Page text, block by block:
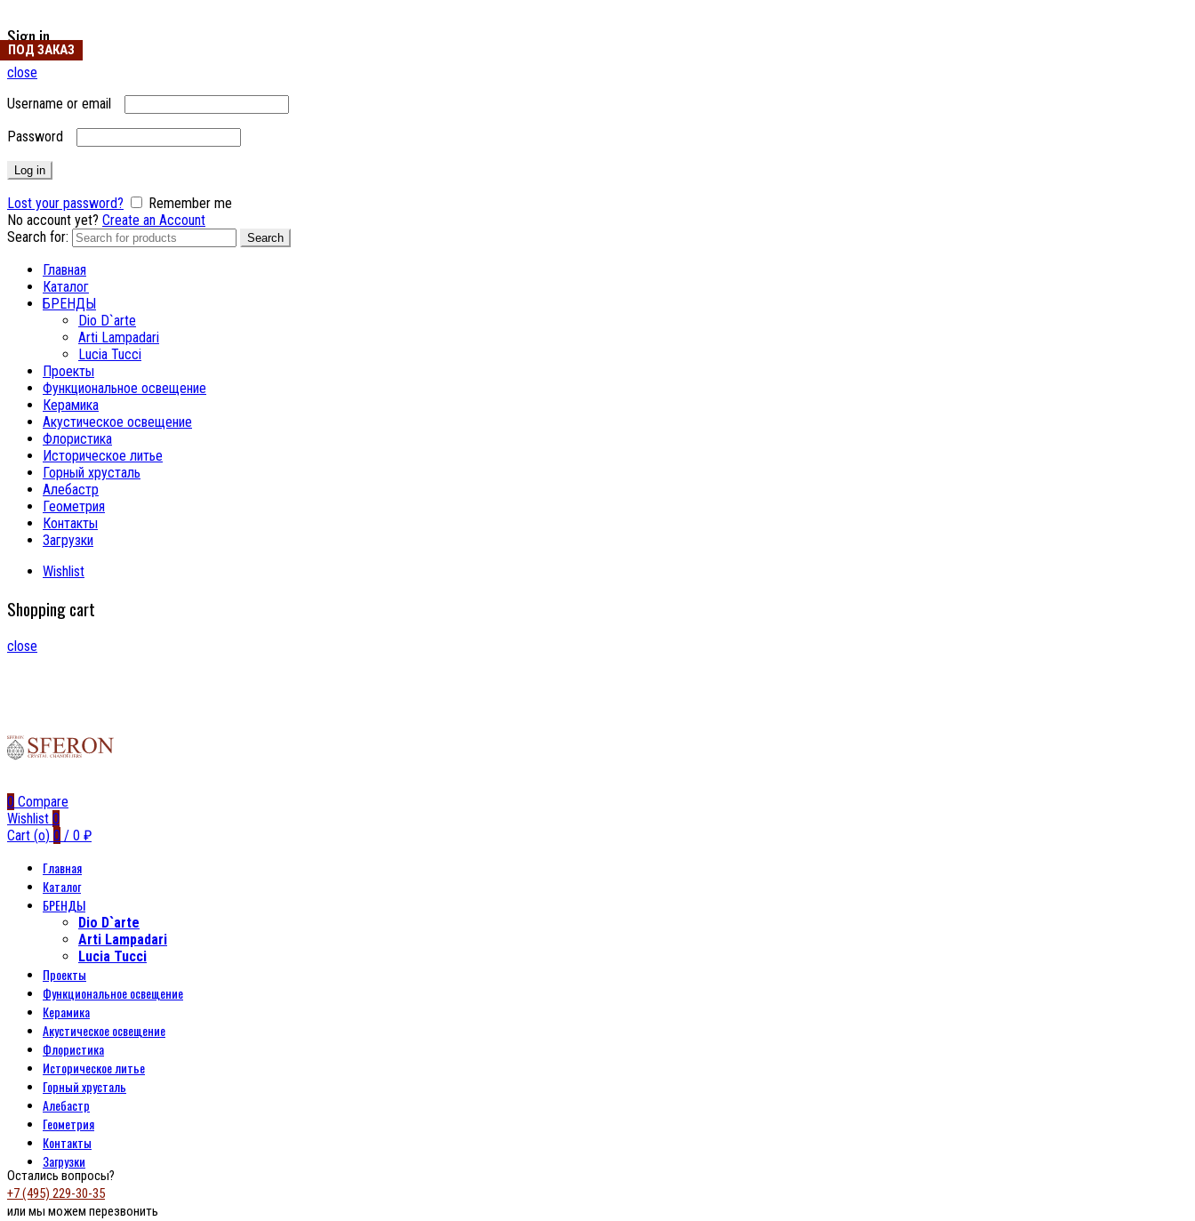
Sign in
close
Username or email
Password
Log in
Lost your password?
Remember me
No account yet? Create an Account
Search for:
Search
Главная
Каталог
БРЕНДЫ
Dio D`arte
Arti Lampadari
Lucia Tucci
Проекты
Функциональное освещение
Керамика
Акустическое освещение
Флористика
Историческое литье
Горный хрусталь
Алебастр
Геометрия
Контакты
Загрузки
Wishlist
Shopping cart
close
0 Compare
Wishlist 0
Cart (o) 0 / 0 ₽
Главная
Каталог
БРЕНДЫ
Dio D`arte
Arti Lampadari
Lucia Tucci
Проекты
Функциональное освещение
Керамика
Акустическое освещение
Флористика
Историческое литье
Горный хрусталь
Алебастр
Геометрия
Контакты
Загрузки
Остались вопросы?
+7 (495) 229-30-35
или мы можем перезвонить
ПОД ЗАКАЗ
ПОД ЗАКАЗ